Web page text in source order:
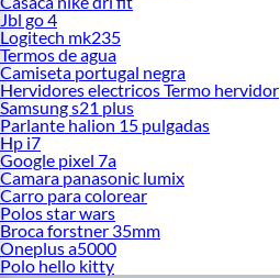
Jbl go 4
Logitech mk235
Termos de agua
Camiseta portugal negra
Hervidores electricos Termo hervidor
Samsung s21 plus
Parlante halion 15 pulgadas
Hp i7
Google pixel 7a
Camara panasonic lumix
Carro para colorear
Polos star wars
Broca forstner 35mm
Oneplus a5000
Polo hello kitty